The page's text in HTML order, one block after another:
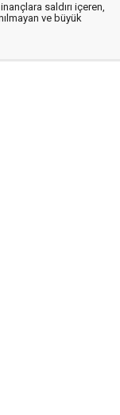
saldırı içeren,
ve büyük